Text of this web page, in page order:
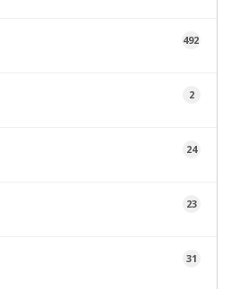
492
2
24
23
31